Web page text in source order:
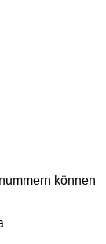
können